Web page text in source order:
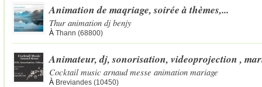
Animation de maqriage, soirée à thèmes,...
Thur animation dj benjy
À Thann (68800)
Animateur, dj, sonorisation, videoprojection ,
Cocktail music arnaud messe animation mariage
À Breviandes (10450)